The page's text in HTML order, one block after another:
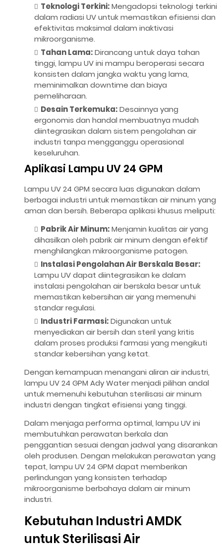
Teknologi Terkini:Mengadopsi teknologi terkini
dalam radiasi UV untuk memastikan efisiensi dan
efektivitas maksimal dalam inaktivasi
mikroorganisme.
Tahan Lama:Dirancang untuk daya tahan
tinggi, lampu UV ini mampu beroperasi secara
konsisten dalam jangka waktu yang lama,
meminimalkan downtime dan biaya
pemeliharaan.
Desain Terkemuka:Desainnya yang
ergonomis dan handal membuatnya mudah
diintegrasikan dalam sistem pengolahan air
industri tanpa mengganggu operasional
keseluruhan.
Aplikasi Lampu UV 24 GPM
Lampu UV 24 GPM secara luas digunakan dalam
berbagai industri untuk memastikan air minum yang
aman dan bersih. Beberapa aplikasi khusus meliputi:
Pabrik Air Minum:Menjamin kualitas air yang
dihasilkan oleh pabrik air minum dengan efektif
menghilangkan mikroorganisme patogen.
Instalasi Pengolahan Air Berskala Besar:
Lampu UV dapat diintegrasikan ke dalam
instalasi pengolahan air berskala besar untuk
memastikan kebersihan air yang memenuhi
standar regulasi.
Industri Farmasi:Digunakan untuk
menyediakan air bersih dan steril yang kritis
dalam proses produksi farmasi yang mengikuti
standar kebersihan yang ketat.
Dengan kemampuan menangani aliran air industri,
lampu UV 24 GPM Ady Water menjadi pilihan andal
untuk memenuhi kebutuhan sterilisasi air minum
industri dengan tingkat efisiensi yang tinggi.
Dalam menjaga performa optimal, lampu UV ini
membutuhkan perawatan berkala dan
penggantian sesuai dengan jadwal yang disarankan
oleh produsen. Dengan melakukan perawatan yang
tepat, lampu UV 24 GPM dapat memberikan
perlindungan yang konsisten terhadap
mikroorganisme berbahaya dalam air minum
industri.
Kebutuhan Industri AMDK
untuk Sterilisasi Air